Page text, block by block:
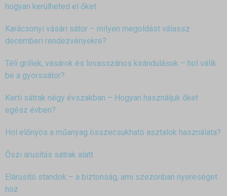
hogyan kerülheted el őket
Karácsonyi vásári sátor – milyen megoldást válassz
decemberi rendezvényekre?
Téli grillek, vásárok és lovasszános kirándulások – hol válik
be a gyorssátor?
Kerti sátrak négy évszakban – Hogyan használjuk őket
egész évben?
Hol előnyös a műanyag összecsukható asztalok használata?
Őszi árusítás sátrak alatt
Elárusító standok – a biztonság, ami szezonban nyereséget
hoz